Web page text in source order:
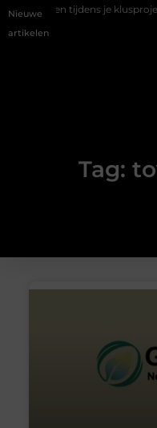
Nieuwe
artikelen
afvoeren tijdens je klusproject in
Tag: